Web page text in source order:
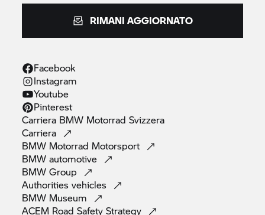
RIMANI AGGIORNATO
Facebook
Instagram
Youtube
Pinterest
Carriera BMW Motorrad Svizzera
Carriera
BMW Motorrad Motorsport
BMWautomotive
BMWGroup
Authoritiesvehicles
BMW Museum
ACEM Road SafetyStrategy